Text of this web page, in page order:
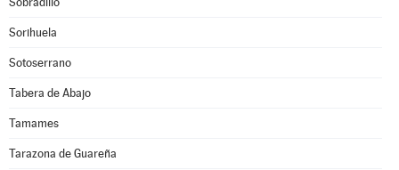
Sorihuela
Sotoserrano
Tabera de Abajo
Tamames
Tarazona de Guareña